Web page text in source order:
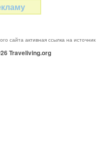
сайта активная ссылка на источник
Traveliving.org